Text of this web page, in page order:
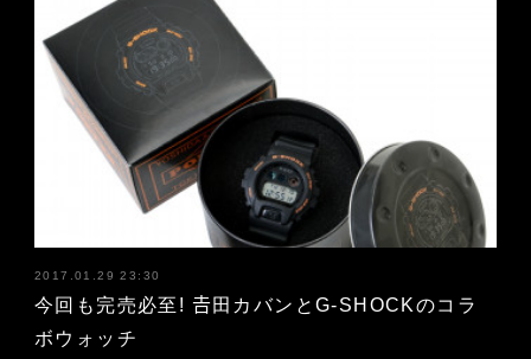
2017.01.29 23:30
今回も完売必至! 𠮷田カバンとG-SHOCKのコラ
ボウォッチ